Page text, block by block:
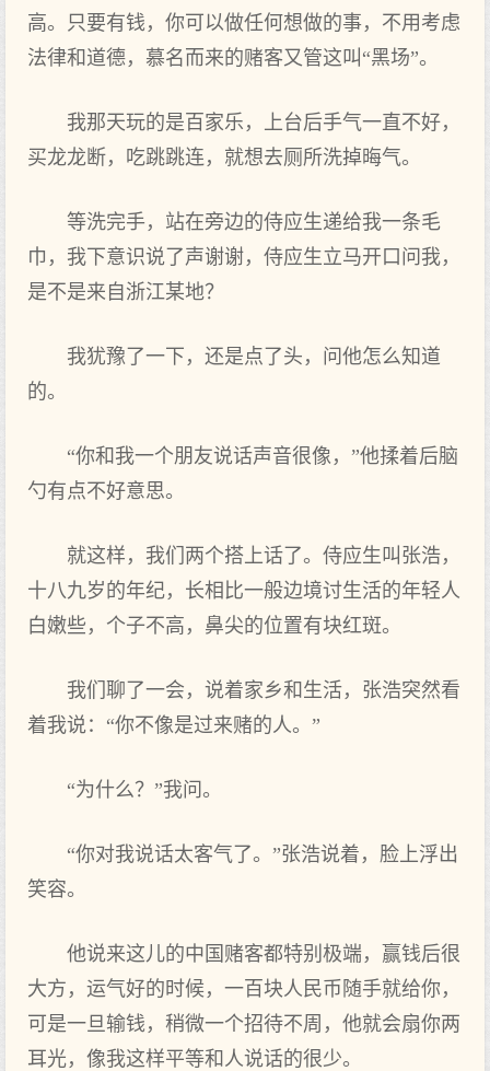
高。只要有钱，你可以做任何想做的事，不用考虑
法律和道德，慕名而来的赌客又管这叫“黑场”。
我那天玩的是百家乐，上台后手气一直不好，
买龙龙断，吃跳跳连，就想去厕所洗掉晦气。
等洗完手，站在旁边的侍应生递给我一条毛
巾，我下意识说了声谢谢，侍应生立马开口问我，
是不是来自浙江某地？
我犹豫了一下，还是点了头，问他怎么知道
的。
“你和我一个朋友说话声音很像，”他揉着后脑
勺有点不好意思。
就这样，我们两个搭上话了。侍应生叫张浩，
十八九岁的年纪，长相比一般边境讨生活的年轻人
白嫩些，个子不高，鼻尖的位置有块红斑。
我们聊了一会，说着家乡和生活，张浩突然看
着我说：“你不像是过来赌的人。”
“为什么？”我问。
“你对我说话太客气了。”张浩说着，脸上浮出
笑容。
他说来这儿的中国赌客都特别极端，赢钱后很
大方，运气好的时候，一百块人民币随手就给你，
可是一旦输钱，稍微一个招待不周，他就会扇你两
耳光，像我这样平等和人说话的很少。